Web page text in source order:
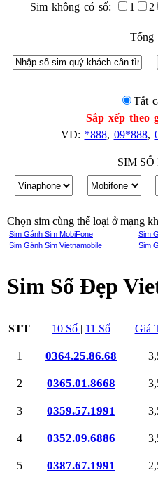
Sim không có số:
1 2
Tất
Sắp xếp theo
VD: *888, 09*888,
SIM
Chọn sim cùng thể loại ở mạng
Sim Gánh Sim MobiFone
Sim
Sim Gánh Sim Vietnamobile
Sim
Sim Số Đẹp
STT 10 Số | 11 Số Giá
1 0364.25.86.68
2 0365.01.8668
3 0359.57.1991
4 0352.09.6886
5 0387.67.1991